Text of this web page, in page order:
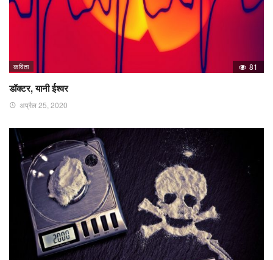
कविता 81
डॉक्टर, यानी ईश्वर
अप्रैल 25, 2020